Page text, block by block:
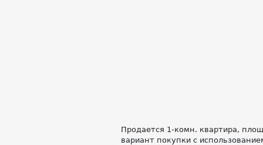
Продается 1-комн. квартира,
вариант покупки с